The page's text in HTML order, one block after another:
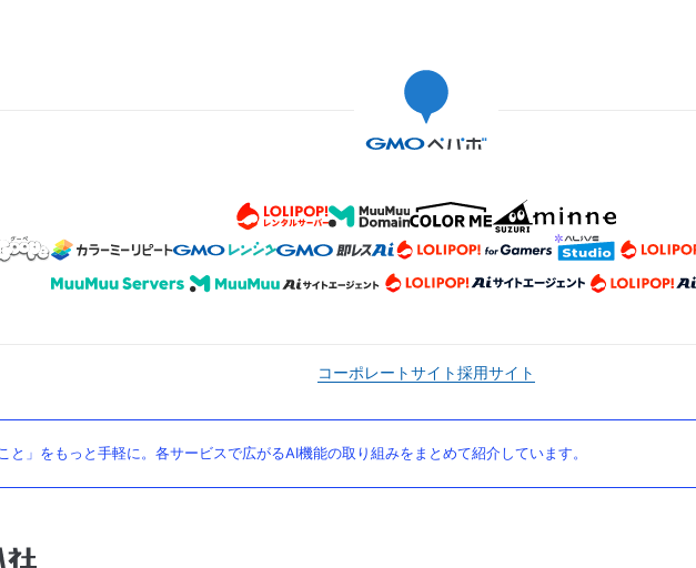
コーポレートサイト採用サイト
と」をもっと手軽に。各サービスで広がるAI機能の取り組みをまとめて紹介しています。